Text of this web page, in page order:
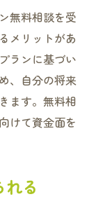
無料相談を受
メリットがあ
ランに基づい
、自分の将来
ます。無料相
けて資金面を
る